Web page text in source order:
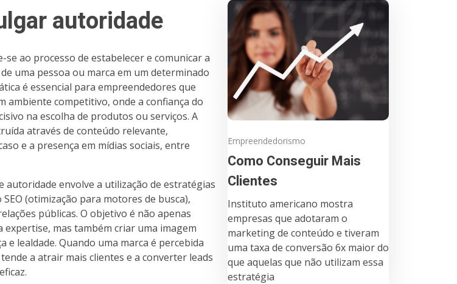
autoridade
ao processo de estabelecer e comunicar a
uma pessoa ou marca em um determinado
é essencial para empreendedores que
ambiente competitivo, onde a confiança do
na escolha de produtos ou serviços. A
através de conteúdo relevante,
e a presença em mídias sociais, entre
autoridade envolve a utilização de estratégias
(otimização para motores de busca),
públicas. O objetivo é não apenas
mas também criar uma imagem
e lealdade. Quando uma marca é percebida
a atrair mais clientes e a converter leads
Empreendedorismo
Como Conseguir Mais
Clientes
Instituto americano mostra
empresas que adotaram o
marketing de conteúdo e tiveram
uma taxa de conversão 6x maior do
que aquelas que não utilizam essa
estratégia